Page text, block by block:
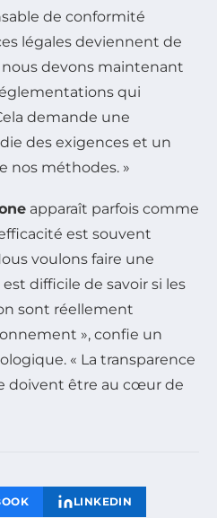
de conformité
légales deviennent de
devons maintenant
qui
demande une
des exigences et un
nos méthodes. »
apparaît parfois comme
est souvent
voulons faire une
difficile de savoir si les
sont réellement
», confie un
« La transparence
doivent être au cœur de
LINKEDIN